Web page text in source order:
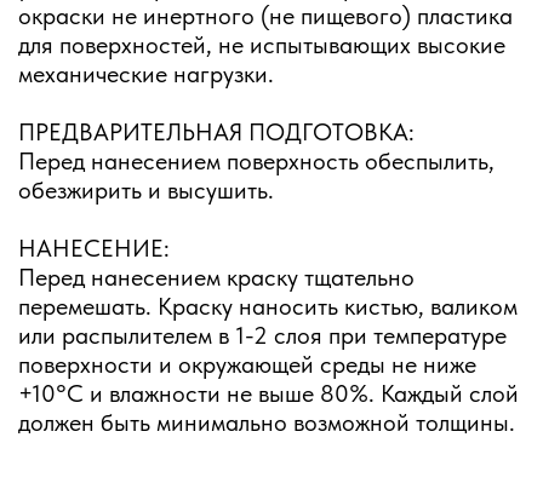
окраски не инертного (не пищевого) пластика
для поверхностей, не испытывающих высокие
механические нагрузки.
ПРЕДВАРИТЕЛЬНАЯ ПОДГОТОВКА:
Перед нанесением поверхность обеспылить,
обезжирить и высушить.
НАНЕСЕНИЕ:
Перед нанесением краску тщательно
перемешать. Краску наносить кистью, валиком
или распылителем в 1-2 слоя при температуре
поверхности и окружающей среды не ниже
+10°С и влажности не выше 80%. Каждый слой
должен быть минимально возможной толщины.